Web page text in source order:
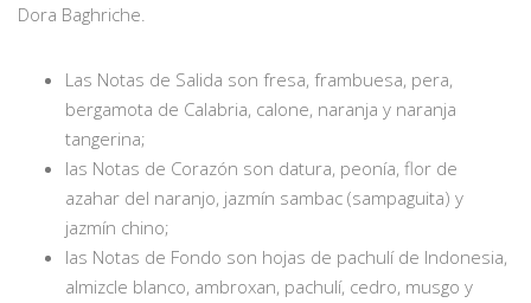
Dora Baghriche.
Las Notas de Salida son fresa, frambuesa, pera,
bergamota de Calabria, calone, naranja y naranja
tangerina;
las Notas de Corazón son datura, peonía, flor de
azahar del naranjo, jazmín sambac (sampaguita) y
jazmín chino;
las Notas de Fondo son hojas de pachulí de Indonesia,
almizcle blanco, ambroxan, pachulí, cedro, musgo y